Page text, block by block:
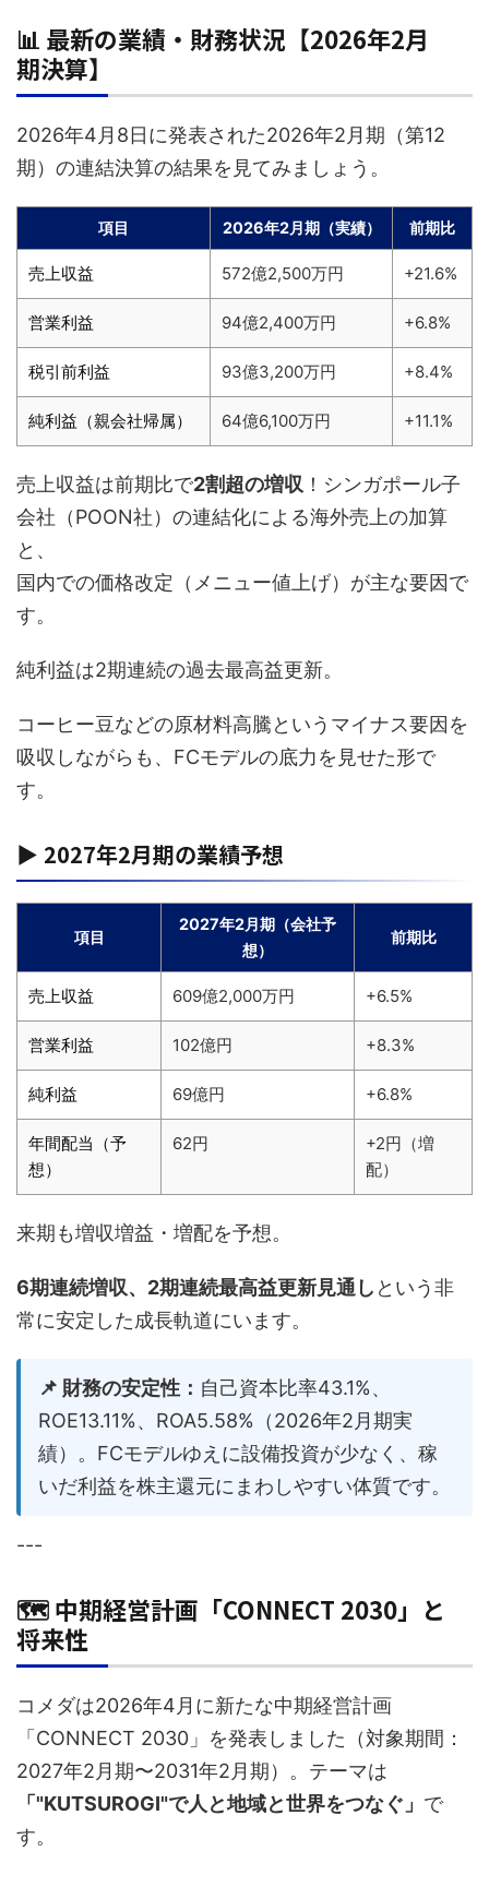
📊 最新の業績・財務状況【2026年2月
期決算】
2026年4月8日に発表された2026年2月期（第12
期）の連結決算の結果を見てみましょう。
項目 2026年2月期（実績） 前期比
売上収益 572億2,500万円 +21.6%
営業利益 94億2,400万円 +6.8%
税引前利益 93億3,200万円 +8.4%
純利益（親会社帰属） 64億6,100万円 +11.1%
売上収益は前期比で2割超の増収 ！シンガポール子
会社（POON社）の連結化による海外売上の加算
と、
国内での価格改定（メニュー値上げ）が主な要因で
す。
純利益は2期連続の過去最高益更新。
コーヒー豆などの原材料高騰というマイナス要因を
吸収しながらも、FCモデルの底力を見せた形で
す。
▶ 2027年2月期の業績予想
項目
2027年2月期（会社予
想）
前期比
売上収益 609億2,000万円 +6.5%
営業利益 102億円 +8.3%
純利益 69億円 +6.8%
年間配当（予
想）
62円
+2円（増
配）
来期も増収増益・増配を予想。
6期連続増収、2期連続最高益更新見通し という非
常に安定した成長軌道にいます。
📌 財務の安定性： 自己資本比率43.1%、
ROE13.11%、ROA5.58%（2026年2月期実
績）。FCモデルゆえに設備投資が少なく、稼
いだ利益を株主還元にまわしやすい体質です。
---
🗺️ 中期経営計画「CONNECT 2030」と
将来性
コメダは2026年4月に新たな中期経営計画
「CONNECT 2030」を発表しました（対象期間：
2027年2月期〜2031年2月期）。テーマは
「"KUTSUROGI"で人と地域と世界をつなぐ」 で
す。